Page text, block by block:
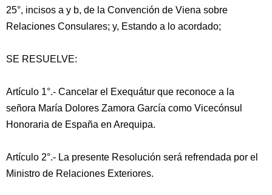
25°, incisos a y b, de la Convención de Viena sobre
Relaciones Consulares; y, Estando a lo acordado;
SE RESUELVE:
Artículo 1°.- Cancelar el Exequátur que reconoce a la
señora María Dolores Zamora García como Vicecónsul
Honoraria de España en Arequipa.
Artículo 2°.- La presente Resolución será refrendada por el
Ministro de Relaciones Exteriores.